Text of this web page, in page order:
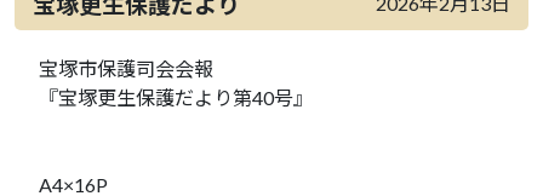
宝塚市保護司会会報
『宝塚更生保護だより第40号』
A4×16P